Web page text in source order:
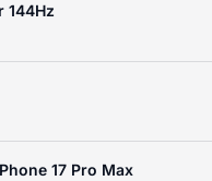
144Hz
17 Pro Max